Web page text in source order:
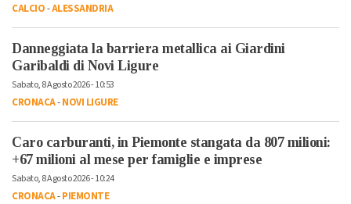
CALCIO-ALESSANDRIA
Danneggiata la barriera metallica ai Giardini
Garibaldi di Novi Ligure
Sabato, 8 Agosto 2026 - 10:53
CRONACA-NOVI LIGURE
Caro carburanti, in Piemonte stangata da 807 milioni:
+67 milioni al mese per famiglie e imprese
Sabato, 8 Agosto 2026 - 10:24
CRONACA-PIEMONTE